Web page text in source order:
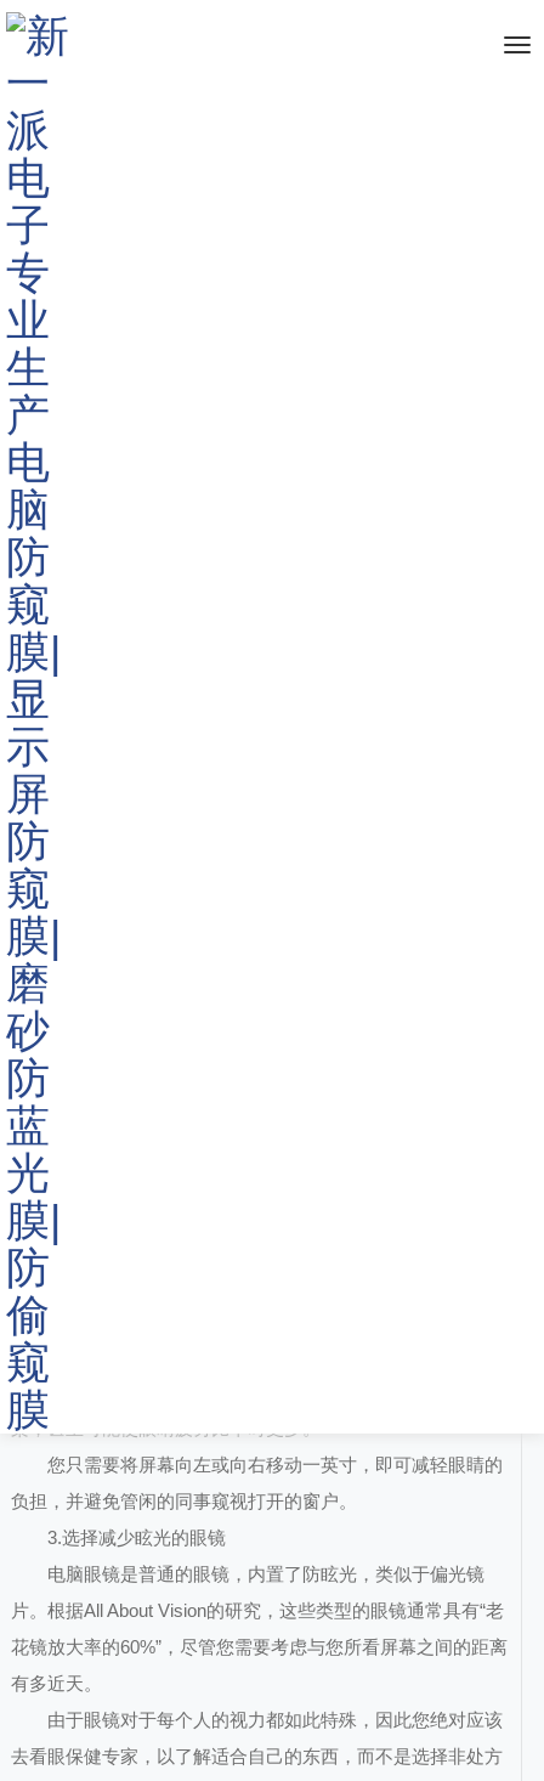
首页
长期对着电脑该如何保护眼睛
呢?
标签:
当您整天在看屏幕的工作时，可能会严重影响您的情绪和
身体健康。计算机视觉综合症是真实的，如果您需要使用计算
机进行工作，那将不可避免。对于大多数人来说，弄清楚如何
保护您的眼睛不受屏幕伤害已经成为一种必要，但是请放心，
这里有几种方法可以保护您的健康。
根据美国验光协会(AOA)的研究，计算机视觉综合症是由
于长时间盯着屏幕(计算机，iPad，电话等)而发生的。列举一
些较常见的症状，它会导致严重的眼睛疲劳和不适以及头颈部
疼痛。尽管目前尚不清楚有多少人真正患有这种疾病，但一份
有关该主题的2014年报告估计，大约有45到7000万人花在看屏
幕上的时间过多，并且很有可能患上这种综合征。
在某种程度上，对于我们许多人来说，注视屏幕是不可避
免的。这些天几乎所有的工作都需要您整天坐在电脑前，因此
您无法完全退出当前的工作，而期望在这方面找到不同的东
西。但是，您可以采取一些措施来防止症状变得更糟。即使您
必须整天盯着屏幕，也有以下八种方法可以保护您的眼睛不受
屏幕干扰。
1.遵循“ 20-20-20”规则
根据AOA的说法，“ 20-20-20”规则是减轻眼睛疲劳的好方
法。
操作方法如下：每20分钟将视线对准距离您至少20英尺的
物体，并至少持续20秒。这将迫使您的眼睛从短距离感知转变
为远距离感知，从而使它们在凝视您的计算机屏幕后可以放
松。
2.确保屏幕上没有反射
您不一定要选择在哪里工作，但是可以绝对地放置计算机
屏幕的位置，这样就不必处理阳光刺眼或屏幕上怪异的反射图
案，甚至可能使眼睛疲劳比平时更多。
您只需要将屏幕向左或向右移动一英寸，即可减轻眼睛的
负担，并避免管闲的同事窥视打开的窗户。
3.选择减少眩光的眼镜
电脑眼镜是普通的眼镜，内置了防眩光，类似于偏光镜
片。根据All About Vision的研究，这些类型的眼镜通常具有“老
花镜放大率的60%”，尽管您需要考虑与您所看屏幕之间的距离
有多近天。
由于眼镜对于每个人的视力都如此特殊，因此您绝对应该
去看眼保健专家，以了解适合自己的东西，而不是选择非处方